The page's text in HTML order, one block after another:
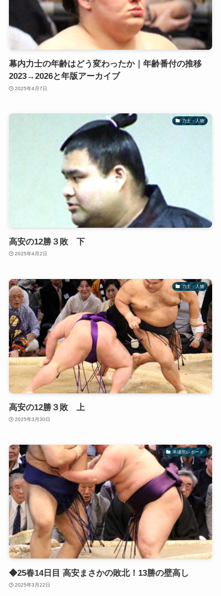
幕内力士の年齢はどう変わったか｜年齢番付の推移
2023→2026と年版アーカイブ
2025年4月7日
力士・人物
高安の12勝３敗 下
2025年4月2日
力士・人物
高安の12勝３敗 上
2025年3月30日
本場所レポート
◆25春14日目 高安まさかの敗北！13勝の壁高し
2025年3月22日